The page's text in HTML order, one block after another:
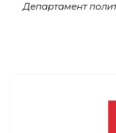
Департамент